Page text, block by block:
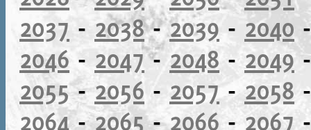
2037 - 2038-2039 - 2040
2046 - 2047-2048-2049
2055-2056 - 2057-2058
2064-2065-2066-2067